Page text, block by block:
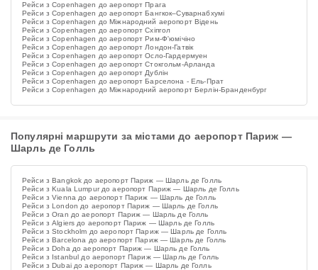
Рейси з Copenhagen до аеропорт Прага
Рейси з Copenhagen до аеропорт Бангкок–Суварнабхумі
Рейси з Copenhagen до Міжнародний аеропорт Відень
Рейси з Copenhagen до аеропорт Схіпгол
Рейси з Copenhagen до аеропорт Рим-Ф'юмічіно
Рейси з Copenhagen до аеропорт Лондон-Гатвік
Рейси з Copenhagen до аеропорт Осло-Гардермуен
Рейси з Copenhagen до аеропорт Стокгольм-Арланда
Рейси з Copenhagen до аеропорт Дублін
Рейси з Copenhagen до аеропорт Барселона - Ель-Прат
Рейси з Copenhagen до Міжнародний аеропорт Берлін-Бранденбург
Популярні маршрути за містами до аеропорт Париж —
Шарль де Голль
Рейси з Bangkok до аеропорт Париж — Шарль де Голль
Рейси з Kuala Lumpur до аеропорт Париж — Шарль де Голль
Рейси з Vienna до аеропорт Париж — Шарль де Голль
Рейси з London до аеропорт Париж — Шарль де Голль
Рейси з Oran до аеропорт Париж — Шарль де Голль
Рейси з Algiers до аеропорт Париж — Шарль де Голль
Рейси з Stockholm до аеропорт Париж — Шарль де Голль
Рейси з Barcelona до аеропорт Париж — Шарль де Голль
Рейси з Doha до аеропорт Париж — Шарль де Голль
Рейси з Istanbul до аеропорт Париж — Шарль де Голль
Рейси з Dubai до аеропорт Париж — Шарль де Голль